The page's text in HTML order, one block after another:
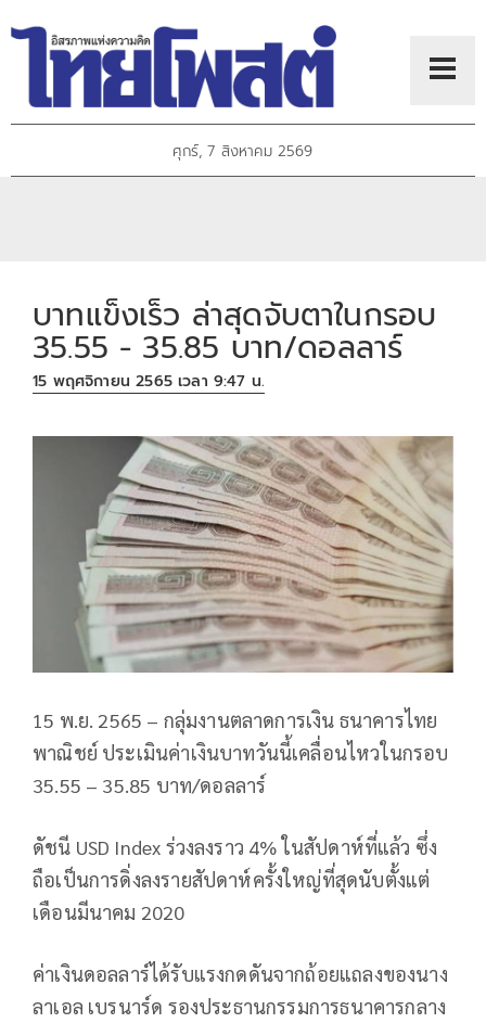
ศุกร์, 7 สิงหาคม 2569
บาทแข็งเร็ว ล่าสุดจับตาในกรอบ
35.55 - 35.85 บาท/ดอลลาร์
15 พฤศจิกายน 2565 เวลา 9:47 น.
15 พ.ย. 2565 – กลุ่มงานตลาดการเงิน ธนาคารไทย
พาณิชย์ ประเมินค่าเงินบาทวันนี้เคลื่อนไหวในกรอบ
35.55 – 35.85 บาท/ดอลลาร์
ดัชนี USD Index ร่วงลงราว 4% ในสัปดาห์ที่แล้ว ซึ่ง
ถือเป็นการดิ่งลงรายสัปดาห์ครั้งใหญ่ที่สุดนับตั้งแต่
เดือนมีนาคม 2020
ค่าเงินดอลลาร์ได้รับแรงกดดันจากถ้อยแถลงของนาง
ลาเอล เบรนาร์ด รองประธานกรรมการธนาคารกลาง